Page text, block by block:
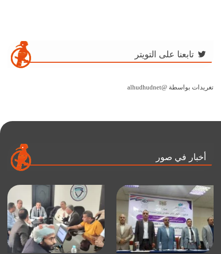
تابعنا على التويتر
تغريدات بواسطة @alhudhudnet
أخبار في صور